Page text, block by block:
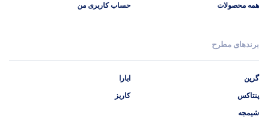
همه محصولات حساب کاربری من
برندهای مطرح
گرین
پنتاکس
شیمجه
ابارا
کاریز